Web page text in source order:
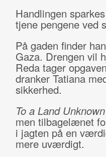
Handlingen
tjene pengene ved
På gaden finder
Gaza. Drengen vil
Reda tager
dranker Tatiana
sikkerhed.
To a Land Unknown
men tilbagelænet
i jagten på en
mere uværdigt.